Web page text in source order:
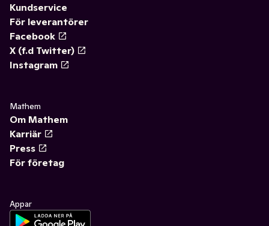
Kundservice
För leverantörer
Facebook
X (f.d Twitter)
Instagram
Mathem
Om Mathem
Karriär
Press
För företag
Appar